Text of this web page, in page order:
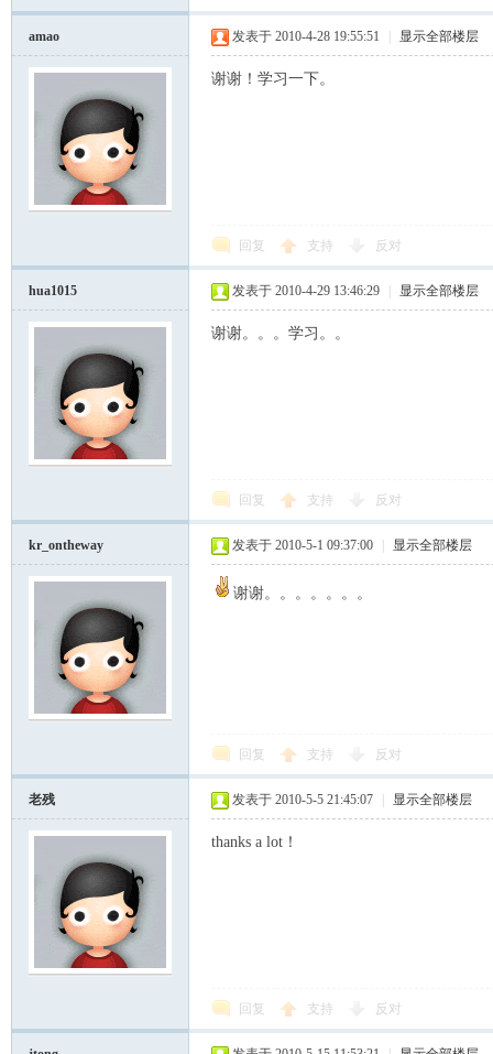
amao 发表于 2010-4-28 19:55:51 显示全部楼层
谢谢！学习一下。
回复 支持 反对
hua1015 发表于 2010-4-29 13:46:29 显示全部楼层
谢谢。。。学习。。
回复 支持 反对
kr_ontheway 发表于 2010-5-1 09:37:00 显示全部楼层
谢谢。。。。。。。
回复 支持 反对
老残 发表于 2010-5-5 21:45:07 显示全部楼层
thanks a lot！
回复 支持 反对